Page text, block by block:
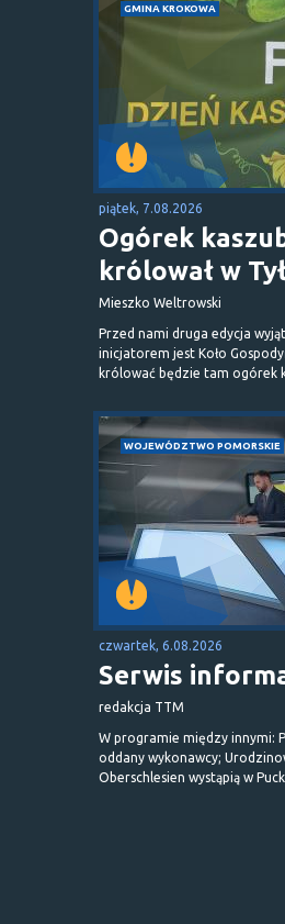
GMINA KROKOWA
piątek, 7.08.2026
Ogórek
królował w
Mieszko Weltrowski
Przed nami druga edycja
inicjatorem jest Koło
królować będzie tam ogórek
WOJEWÓDZTWO POMORSKIE
czwartek, 6.08.2026
Serwis
redakcja TTM
W programie między innymi:
oddany wykonawcy;
Oberschlesien wystąpią w